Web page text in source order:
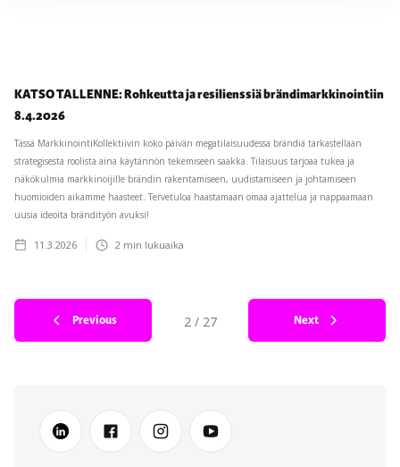
KATSO TALLENNE: Rohkeutta ja resilienssiä brändimarkkinointiin
8.4.2026
Tässä MarkkinointiKollektiivin koko päivän megatilaisuudessa brändiä tarkastellaan
strategisesta roolista aina käytännön tekemiseen saakka. Tilaisuus tarjoaa tukea ja
näkökulmia markkinoijille brändin rakentamiseen, uudistamiseen ja johtamiseen
huomioiden aikamme haasteet. Tervetuloa haastamaan omaa ajattelua ja nappaamaan
uusia ideoita brändityön avuksi!
11.3.2026 2 min lukuaika
Previous 2 / 27 Next